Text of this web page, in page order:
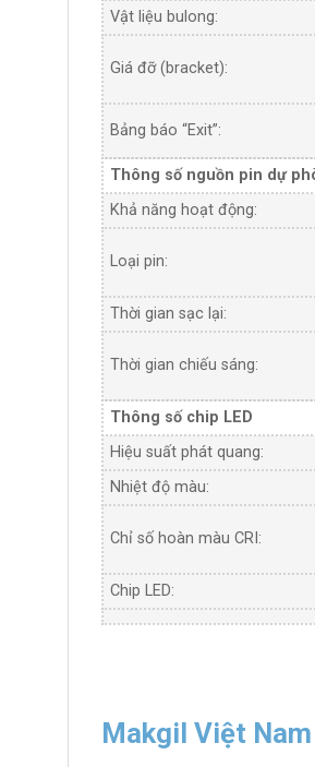
Vật liệu bulong:
Giá đỡ (bracket):
Bảng báo “Exit”:
Thông số nguồn pin dự
Khả năng hoạt động:
Loại pin:
Thời gian sạc lại:
Thời gian chiếu sáng:
Thông số chip LED
Hiệu suất phát quang:
Nhiệt độ màu:
Chỉ số hoàn màu CRI:
Chip LED:
Makgil Việt